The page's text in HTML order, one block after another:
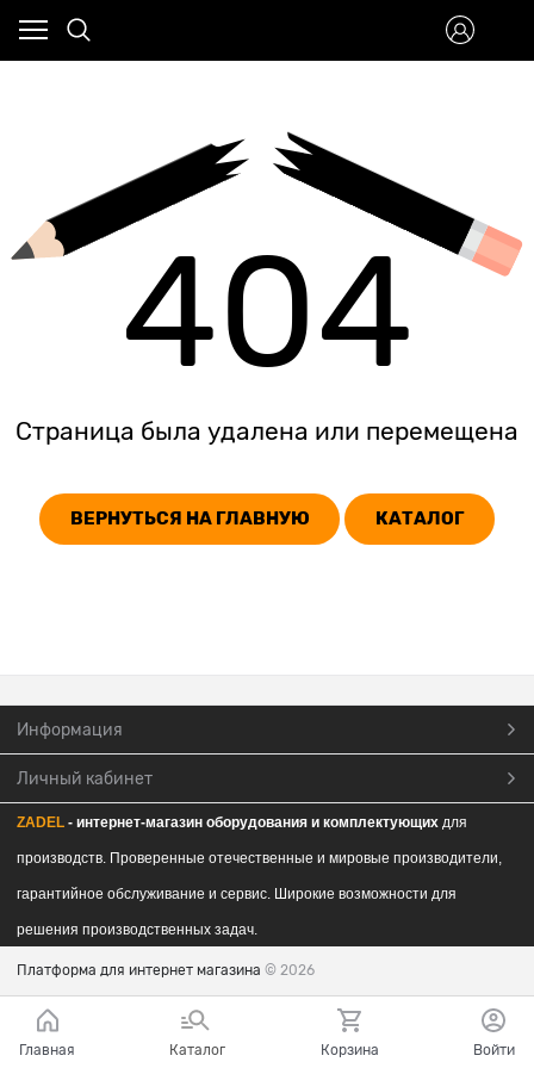
404
Страница была удалена или перемещена
ВЕРНУТЬСЯ НА ГЛАВНУЮ КАТАЛОГ
Информация
Личный кабинет
ZADEL - интернет-магазин оборудования и комплектующих для
производств. Проверенные отечественные и мировые производители,
гарантийное обслуживание и сервис. Широкие возможности для
решения производственных задач.
Платформа для интернет магазина © 2026
Главная Каталог Корзина Войти